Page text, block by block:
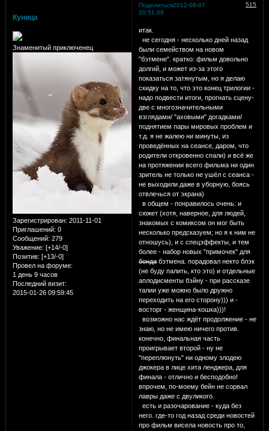
Поделиться 515
2012-08-07
20:51:09
Куница
Знаменитый приключенец
Зарегистрирован: 2011-11-01
Приглашений: 0
Сообщений: 279
Уважение: [+14/-0]
Позитив: [+13/-0]
Провел на форуме:
1 день 9 часов
Последний визит:
2015-01-26 09:59:45
итак.
не сегодня - несколько дней назад
были семейством на новом
"бэтмене". кратко: фильм довольно
долгий, и может из-за этого
показаться затянутым, но я делаю
скидку на то, что это конец трилогии -
надо подвести итоги, прогнать сцену-
две с многозначительными
взглядами/ "аховыми" догадками/
поднятием пары мировых проблем и
т.д. я не жалею ни минуты, из
проведённых на сеансе, даром, что
родители откровенно спали) и всё же
на протяжении всего фильма ни один
зритель не только не ушёл с сеанса -
не выходили даже в уборную, боясь
отвлечься от экрана)
в общем - понравилось очень: и
сюжет (хотя, наверное, для людей,
знакомых с комиксом он мог быть
несколько предсказуем; но я к ним не
отношусь), и с спецэффекты, и тем
более - набор новых "примочек" для
бондабэтмена. порадовал некто блэк
(не буду палить, кто это) и отдельные
аплодисменты бэйну - при рассказе
талии уже можно было дружно
переходить на его сторону))) и -
восторг - женщина-кошка)))!
возможно нас ждёт продолжение - не
знаю, но не имею ничего против.
конечно, финальная часть
проигрывает второй - ну не
"переплюнуть" ни одному злодею
джокера в лице хита ленджера, для
финала - отлично и бесподобно!
впрочем, по-моему бейн не сорвал
лавры даже с двуликого.
есть и разочарование - куда без
него. где-то год назад среди новостей
про фильм висела новость про то,